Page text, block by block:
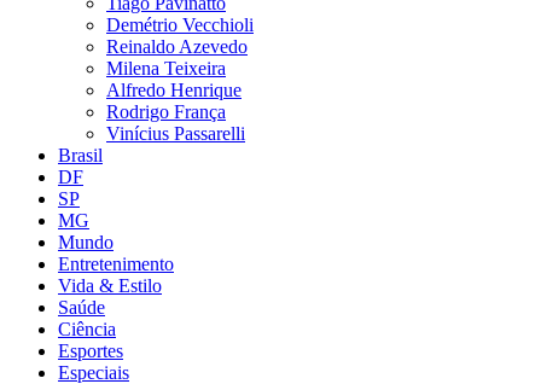
Demétrio Vecchioli
Reinaldo Azevedo
Milena Teixeira
Alfredo Henrique
Rodrigo França
Vinícius Passarelli
Brasil
DF
SP
MG
Mundo
Entretenimento
Vida & Estilo
Saúde
Ciência
Esportes
Especiais